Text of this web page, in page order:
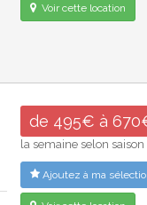
Voir cette location
de 495€ à
la semaine selon saison
Ajoutez à ma